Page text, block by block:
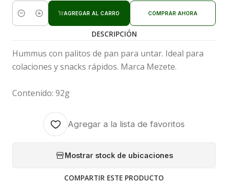
Cantidad
AGREGAR AL CARRO COMPRAR AHORA
DESCRIPCIÓN
Hummus con palitos de pan para untar. Ideal para
colaciones y snacks rápidos. Marca Mezete.
Contenido: 92g
Agregar a la lista de favoritos
Mostrar stock de ubicaciones
COMPARTIR ESTE PRODUCTO